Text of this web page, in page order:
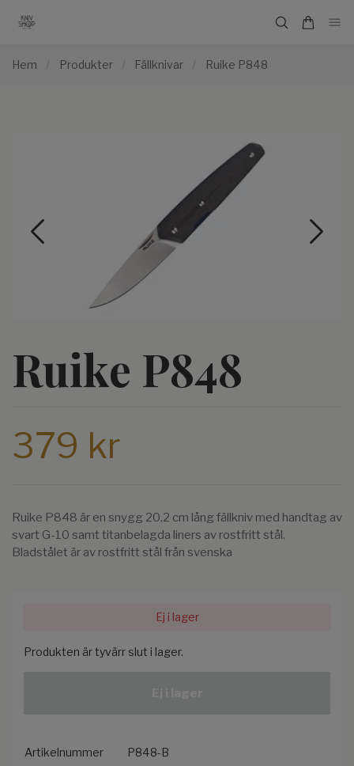
Hem / Produkter / Fällknivar / Ruike P848
Ruike P848
379 kr
Ruike P848 är en snygg 20,2 cm lång fällkniv med handtag av
svart G-10 samt titanbelagda liners av rostfritt stål.
Bladstålet är av rostfritt stål från svenska
Ej i lager
Produkten är tyvärr slut i lager.
Artikelnummer P848-B